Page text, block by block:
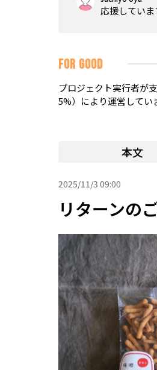
応援していま
FOR GOOD
プロジェクト実行者が
5%）により運営してい
本文
2025/11/3 09:00
リターンの